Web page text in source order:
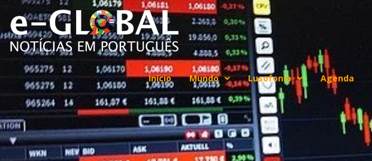
Início Mundo Lusofonia Agenda